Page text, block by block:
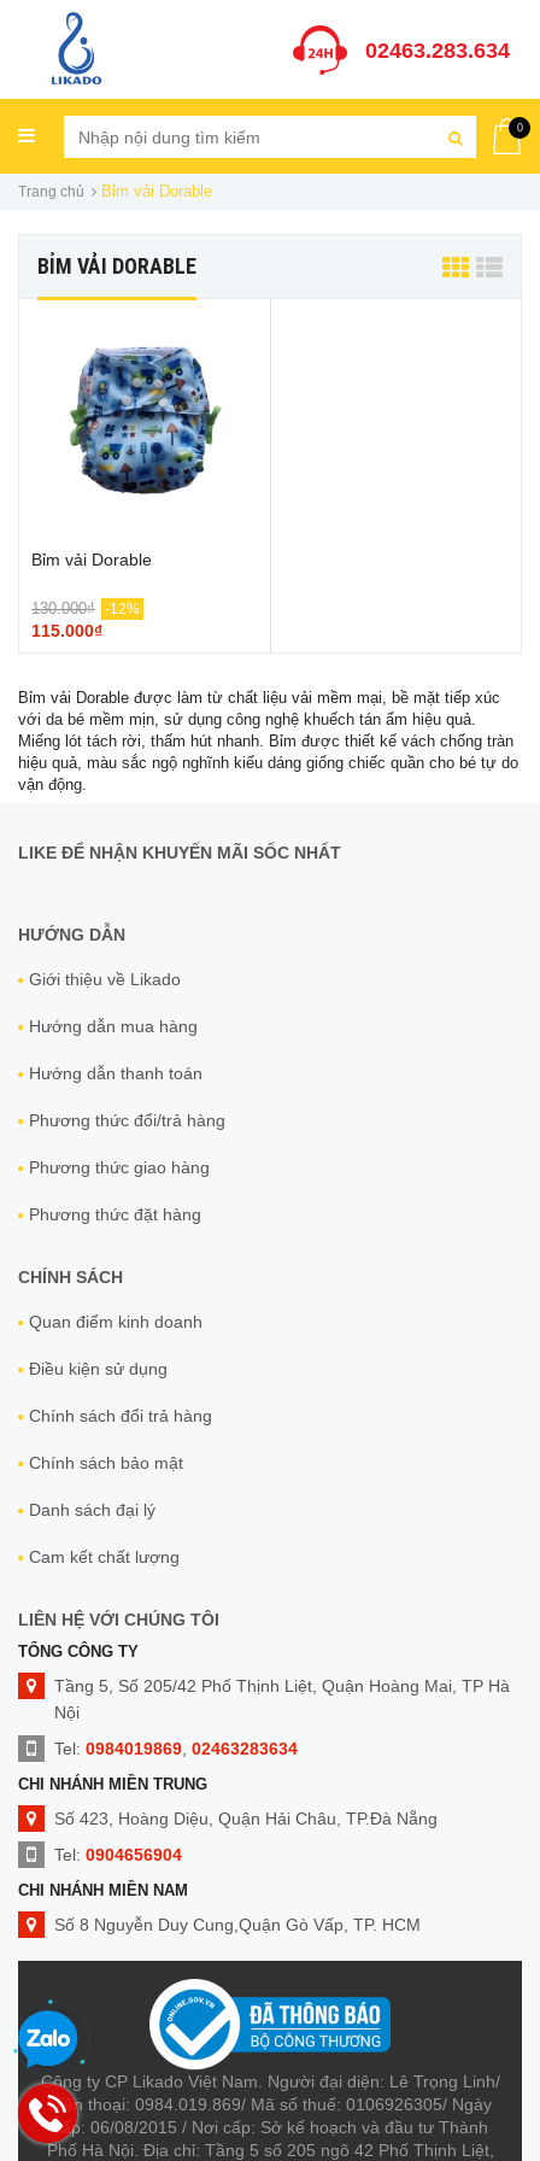
02463.283.634
0
Trang chủ Bỉm vải Dorable
BỈM VẢI DORABLE
Bỉm vải Dorable
130.000₫ -12%
115.000₫
Bỉm vải Dorable được làm từ chất liệu vải mềm mại, bề mặt tiếp xúc
với da bé mềm mịn, sử dụng công nghệ khuếch tán ẩm hiệu quả.
Miếng lót tách rời, thấm hút nhanh. Bỉm được thiết kế vách chống tràn
hiệu quả, màu sắc ngộ nghĩnh kiểu dáng giống chiếc quần cho bé tự do
vận động.
LIKE ĐỂ NHẬN KHUYẾN MÃI SỐC NHẤT
HƯỚNG DẪN
Giới thiệu về Likado
Hướng dẫn mua hàng
Hướng dẫn thanh toán
Phương thức đổi/trả hàng
Phương thức giao hàng
Phương thức đặt hàng
CHÍNH SÁCH
Quan điểm kinh doanh
Điều kiện sử dụng
Chính sách đổi trả hàng
Chính sách bảo mật
Danh sách đại lý
Cam kết chất lượng
LIÊN HỆ VỚI CHÚNG TÔI
TỔNG CÔNG TY
Tầng 5, Số 205/42 Phố Thịnh Liệt, Quận Hoàng Mai, TP Hà
Nội
Tel: 0984019869 02463283634
CHI NHÁNH MIỀN TRUNG
Số 423, Hoàng Diệu, Quận Hải Châu, TP.Đà Nẵng
Tel: 0904656904
CHI NHÁNH MIỀN NAM
Số 8 Nguyễn Duy Cung,Quận Gò Vấp, TP. HCM
Tel:0909014299
Công ty CP Likado Việt Nam. Người đại diện: Lê Trọng Linh/
Điện thoại: 0984.019.869/ Mã số thuế: 0106926305/ Ngày
cấp: 06/08/2015 / Nơi cấp: Sở kế hoạch và đầu tư Thành
Phố Hà Nội. Địa chỉ: Tầng 5 số 205 ngõ 42 Phố Thịnh Liệt,